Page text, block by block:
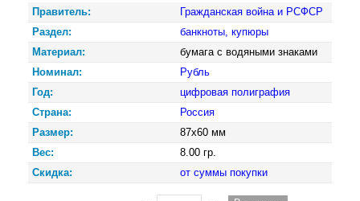
Правитель:
Гражданская война и РСФСР
Раздел:
банкноты, купюры
Материал:
бумага с водяными знаками
Номинал:
Рубль
Год:
цифровая полиграфия
Страна:
Россия
Размер:
87х60 мм
Вес:
8.00 гр.
Скидка:
от суммы покупки